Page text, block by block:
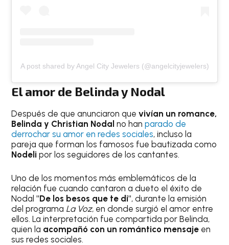
A post shared by Angel City Jewelers (@angelcityjewelers)
El amor de Belinda y Nodal
Después de que anunciaron que vivían un romance,
Belinda y Christian Nodal no hanparado de
derrochar su amor en redes sociales, incluso la
pareja que forman los famosos fue bautizada como
Nodeli por los seguidores de los cantantes.
Uno de los momentos más emblemáticos de la
relación fue cuando cantaron a dueto el éxito de
Nodal"De los besos que te di", durante la emisión
del programa La Voz, en donde surgió el amor entre
ellos. La interpretación fue compartida por Belinda,
quien la acompañó con un romántico mensaje en
sus redes sociales.